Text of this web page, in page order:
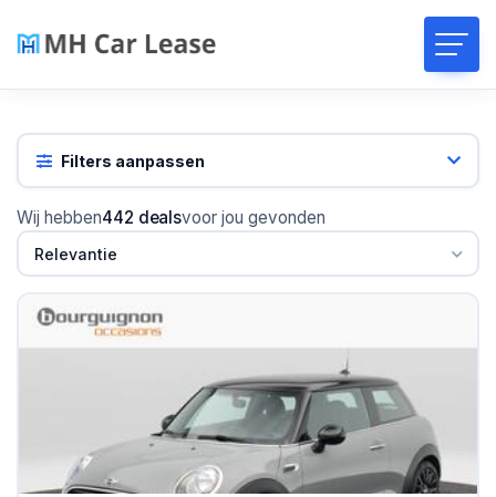
Filters aanpassen
Wij hebben442 dealsvoor jou gevonden
Relevantie